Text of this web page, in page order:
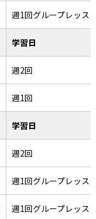
週1回グループレッス
学習日
週2回
週1回
学習日
週2回
週1回グループレッス
週1回グループレッス